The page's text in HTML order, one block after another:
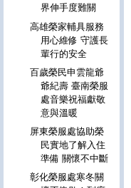
界伸手度難關
高雄榮家輔具服務
用心維修 守護長
輩行的安全
百歲榮民申雲龍爺
爺紀壽 臺南榮服
處音樂祝福獻敬
意與溫暖
屏東榮服處協助榮
民實地了解入住
準備 關懷不中斷
彰化榮服處寒冬關